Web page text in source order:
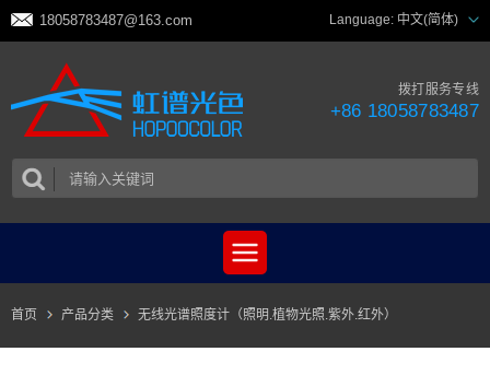
18058783487@163.com Language: 中文(简体)
拨打服务专线
+86 18058783487
首页 产品分类 无线光谱照度计（照明.植物光照.紫外.红外）